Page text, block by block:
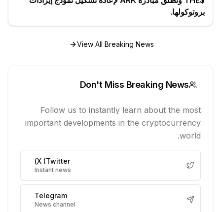
بروتوكولها.
View All Breaking News
Don't Miss Breaking News
Follow us to instantly learn about the most
important developments in the cryptocurrency
world.
X (Twitter)
Instant news
Telegram
News channel